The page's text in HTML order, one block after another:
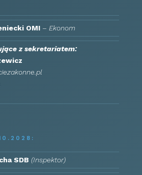
OMI– Ekonom
z sekretariatem:
SDB (Inspektor)